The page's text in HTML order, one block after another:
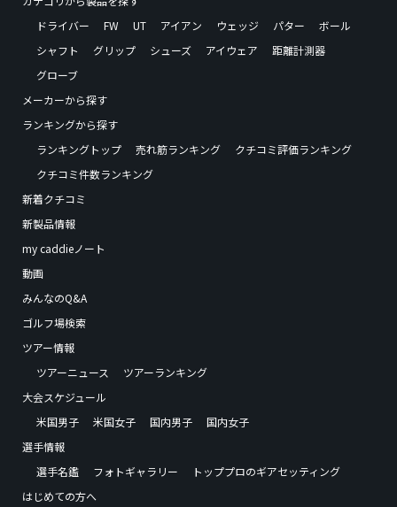
ドライバー
FW UT アイアン ウェッジ パター
ボール
シャフト
グリップ シューズ アイウェア
距離計測器
グローブ
メーカーから探す
ランキングから探す
ランキングトップ
売れ筋ランキング
クチコミ評価ランキング
クチコミ件数ランキング
新着クチコミ
新製品情報
my caddieノート
動画
みんなのQ&A
ゴルフ場検索
ツアー情報
ツアーニュース
ツアーランキング
大会スケジュール
米国男子
米国女子 国内男子
国内女子
選手情報
選手名鑑
フォトギャラリー
トッププロのギアセッティング
はじめての方へ